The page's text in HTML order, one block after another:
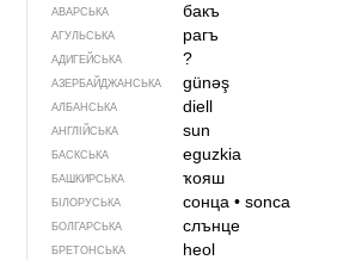
АВАРСЬКА бакъ
АГУЛЬСЬКА рагъ
АДИГЕЙСЬКА ?
АЗЕРБАЙДЖАНСЬКА günəş
АЛБАНСЬКА diell
АНГЛІЙСЬКА sun
БАСКСЬКА eguzkia
БАШКИРСЬКА ҡояш
БІЛОРУСЬКА сонца• sonca
БОЛГАРСЬКА слънце
БРЕТОНСЬКА heol